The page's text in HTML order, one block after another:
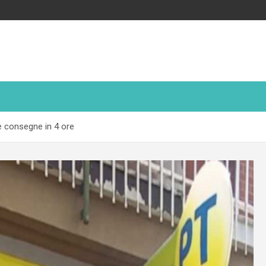
consegne in 4 ore